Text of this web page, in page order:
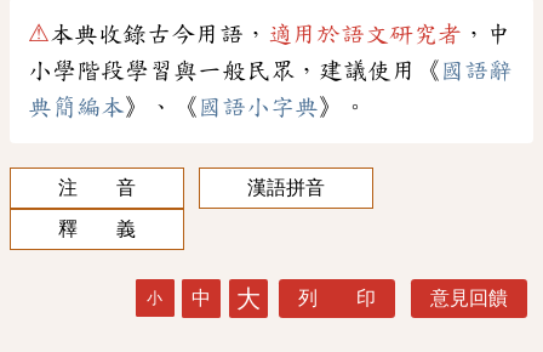
⚠本典收錄古今用語， 適用於語文研究者 ，中
小學階段學習與一般民眾，建議使用《 國語辭
典簡編本》、《 國語小字典》。
注 音
漢語拼音
釋 義
小 中 大 列 印 意見回饋